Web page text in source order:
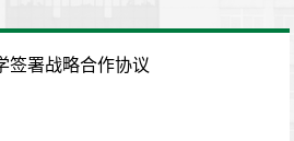
签署战略合作协议